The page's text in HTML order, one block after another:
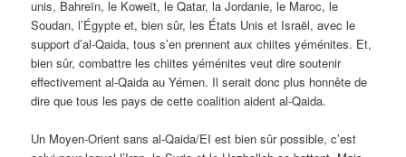
unis, Bahreïn, le Koweït, le Qatar, la Jordanie, le Maroc, le
Soudan, l’Égypte et, bien sûr, les États Unis et Israël, avec le
support d’al-Qaida, tous s’en prennent aux chiites yéménites. Et,
bien sûr, combattre les chiites yéménites veut dire soutenir
effectivement al-Qaida au Yémen. Il serait donc plus honnête de
dire que tous les pays de cette coalition aident al-Qaida.
Un Moyen-Orient sans al-Qaida/EI est bien sûr possible, c’est